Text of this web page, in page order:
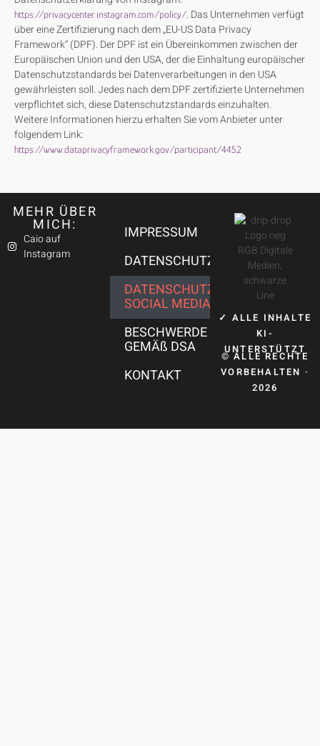
https://privacycenter.instagram.com/policy/. Das Unternehmen verfügt
über eine Zertifizierung nach dem „EU-US Data Privacy
Framework“ (DPF). Der DPF ist ein Übereinkommen zwischen der
Europäischen Union und den USA, der die Einhaltung europäischer
Datenschutzstandards bei Datenverarbeitungen in den USA
gewährleisten soll. Jedes nach dem DPF zertifizierte Unternehmen
verpflichtet sich, diese Datenschutzstandards einzuhalten.
Weitere Informationen hierzu erhalten Sie vom Anbieter unter
folgendem Link:
https://www.dataprivacyframework.gov/participant/4452
MEHR ÜBER
MICH:
Caio auf
Instagram
IMPRESSUM
DATENSCHUTZ
DATENSCHUTZ
SOCIAL MEDIA
BESCHWERDE
GEMÄß DSA
KONTAKT
✓ ALLE INHALTE
KI-
UNTERSTÜTZT
© ALLE RECHTE
VORBEHALTEN ·
2026